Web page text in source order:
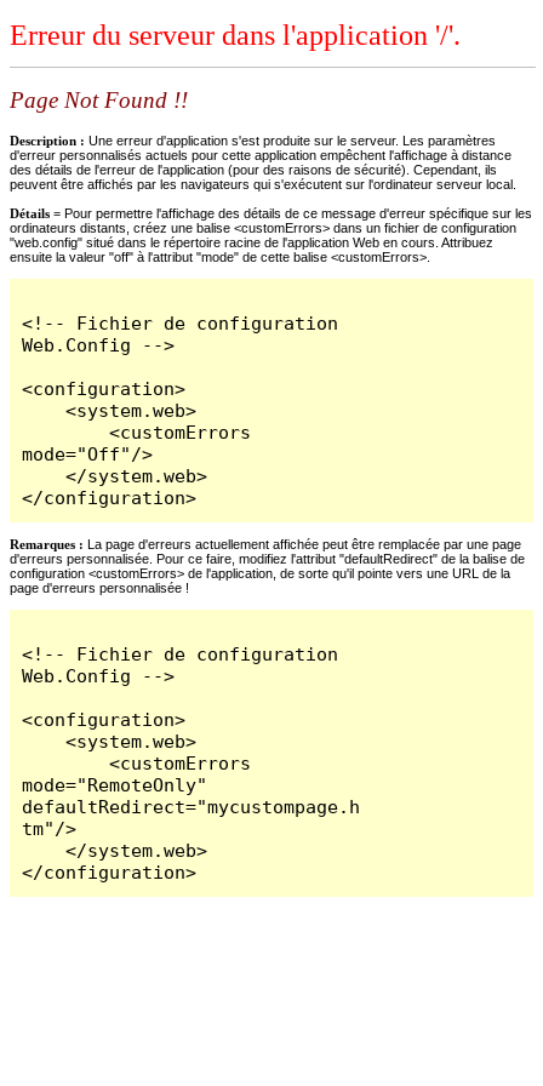
Erreur du serveur dans l'application '/'.
Page Not Found !!
Description : Une erreur d'application s'est produite sur le serveur. Les paramètres
d'erreur personnalisés actuels pour cette application empêchent l'affichage à distance
des détails de l'erreur de l'application (pour des raisons de sécurité). Cependant, ils
peuvent être affichés par les navigateurs qui s'exécutent sur l'ordinateur serveur local.
Détails = Pour permettre l'affichage des détails de ce message d'erreur spécifique sur les
ordinateurs distants, créez une balise <customErrors> dans un fichier de configuration
"web.config" situé dans le répertoire racine de l'application Web en cours. Attribuez
ensuite la valeur "off" à l'attribut "mode" de cette balise <customErrors>.
<!-- Fichier de configuration
Web.Config -->
<configuration>
    <system.web>
        <customErrors
mode="Off"/>
    </system.web>
</configuration>
Remarques : La page d'erreurs actuellement affichée peut être remplacée par une page
d'erreurs personnalisée. Pour ce faire, modifiez l'attribut "defaultRedirect" de la balise de
configuration <customErrors> de l'application, de sorte qu'il pointe vers une URL de la
page d'erreurs personnalisée !
<!-- Fichier de configuration
Web.Config -->
<configuration>
    <system.web>
        <customErrors
mode="RemoteOnly"
defaultRedirect="mycustompage.h
tm"/>
    </system.web>
</configuration>